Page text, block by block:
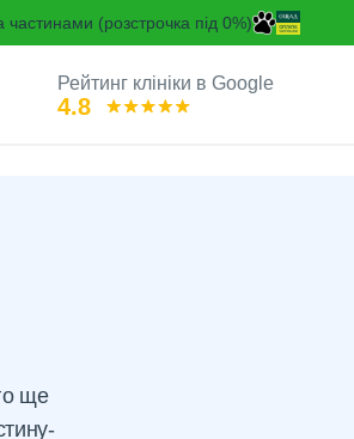
частинами (розстрочка під 0%)
Рейтинг клініки в Google
4.8
ще